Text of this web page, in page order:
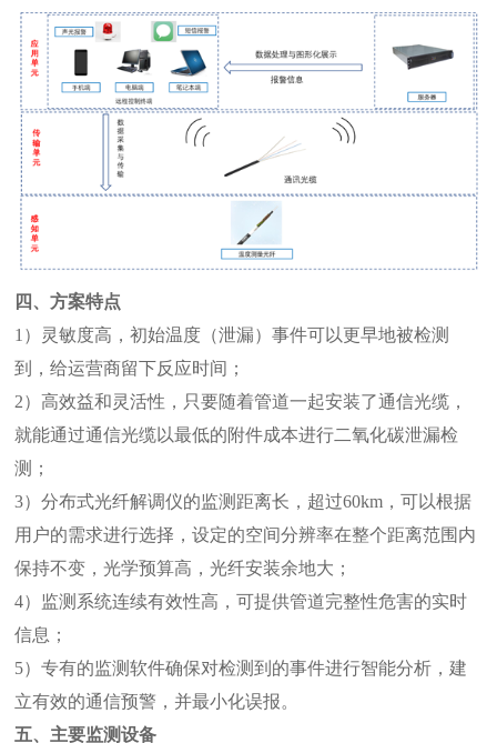
四、方案特点
1）灵敏度高，初始温度（泄漏）事件可以更早地被检测
到，给运营商留下反应时间；
2）高效益和灵活性，只要随着管道一起安装了通信光缆，
就能通过通信光缆以最低的附件成本进行二氧化碳泄漏检
测；
3）分布式光纤解调仪的监测距离长，超过60km ，可以根据
用户的需求进行选择，设定的空间分辨率在整个距离范围内
保持不变，光学预算高，光纤安装余地大；
4）监测系统连续有效性高，可提供管道完整性危害的实时
信息；
5）专有的监测软件确保对检测到的事件进行智能分析，建
立有效的通信预警，并最小化误报。
五、主要监测设备